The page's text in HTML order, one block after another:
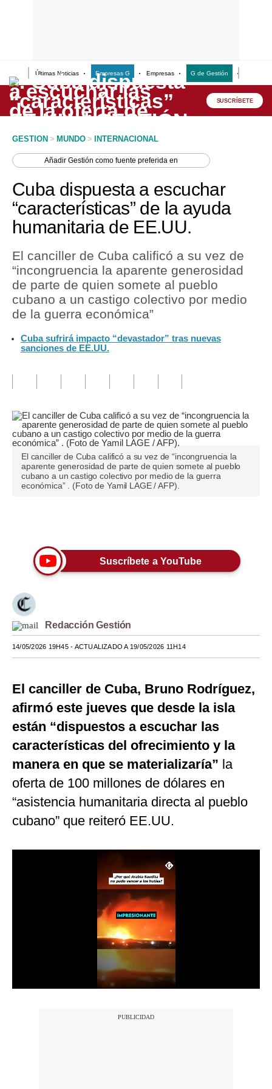
Últimas Noticias Empresas G Empresas G de Gestión
Lo último
Peru Quiosco
Economía
Mercados
Política
Tu Dinero
Finanzas Personales
Inmobiliarias
Opinión
Editorial
Pregunta de hoy
Blogs
Tendencias
Moda
Mundo
EEUU
México
Internacional
Tecnología
Mix
G de Gestión
Notas Contratadas
SUSCRÍBETE
GESTION > MUNDO > INTERNACIONAL
AñadirGestión como fuente preferida en
Cuba dispuesta a escuchar
“características” de la ayuda
humanitaria de EE.UU.
El canciller de Cuba calificó a su vez de
“incongruencia la aparente generosidad
de parte de quien somete al pueblo
cubano a un castigo colectivo por medio
de la guerra económica”
Cuba sufrirá impacto “devastador” tras nuevas
sanciones de EE.UU.
El canciller de Cuba calificó a su vez de “incongruencia la
aparente generosidad de parte de quien somete al pueblo
cubano a un castigo colectivo por medio de la guerra
económica” . (Foto de Yamil LAGE / AFP).
Suscríbete a YouTube
Redacción Gestión
14/05/2026 19H45- ACTUALIZADO A 19/05/2026 11H14
El canciller de Cuba, Bruno Rodríguez,
afirmó este jueves que desde la isla
están “dispuestos a escuchar las
características del ofrecimiento y la
manera en que se materializaría” la
oferta de 100 millones de dólares en
“asistencia humanitaria directa al pueblo
cubano” que reiteró EE.UU.